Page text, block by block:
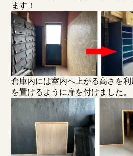
ます！
倉庫内には室内へ上がる高さを
を置けるように扉を付けました。